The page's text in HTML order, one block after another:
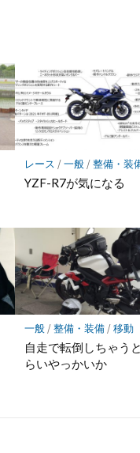
マ
ー
ク
に
保
存
レース /一般/整備・装
YZF-R7が気になる
一般/整備・装備/移動
自走で転倒しちゃう
らいやっかいか